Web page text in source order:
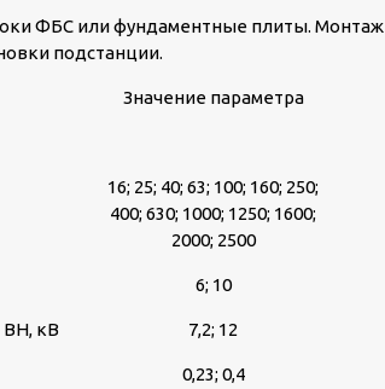
ФБС или фундаментные плиты. Монтаж
подстанции.
Значение параметра
16; 25; 40; 63; 100; 160; 250;
400; 630; 1000; 1250; 1600;
2000; 2500
6; 10
ВН, кВ 7,2; 12
0,23; 0,4